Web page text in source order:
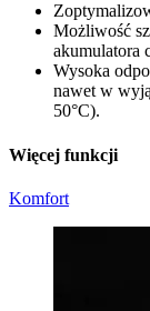
Możliwość
akumulatora
Wysoka
nawet w
50°C).
Więcej funkcji
Komfort